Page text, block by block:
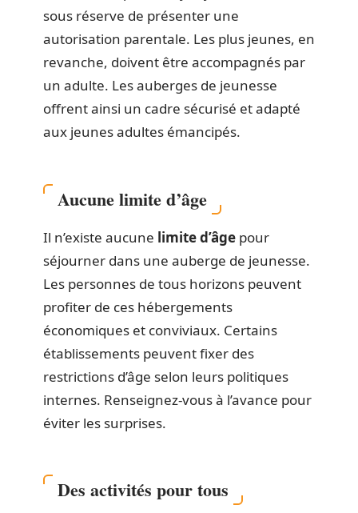
sous réserve de présenter une
autorisation parentale. Les plus jeunes, en
revanche, doivent être accompagnés par
un adulte. Les auberges de jeunesse
offrent ainsi un cadre sécurisé et adapté
aux jeunes adultes émancipés.
Aucune limite d’âge
Il n’existe aucune limite d’âge pour
séjourner dans une auberge de jeunesse.
Les personnes de tous horizons peuvent
profiter de ces hébergements
économiques et conviviaux. Certains
établissements peuvent fixer des
restrictions d’âge selon leurs politiques
internes. Renseignez-vous à l’avance pour
éviter les surprises.
Des activités pour tous